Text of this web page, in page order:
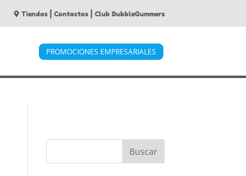
Tiendas| Contactos| Club BubbleGummers
PROMOCIONES EMPRESARIALES